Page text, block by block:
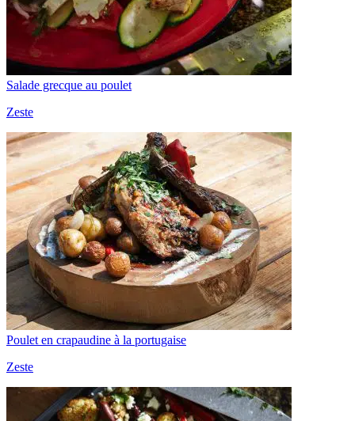
Salade grecque au poulet
Zeste
Poulet en crapaudine à la portugaise
Zeste